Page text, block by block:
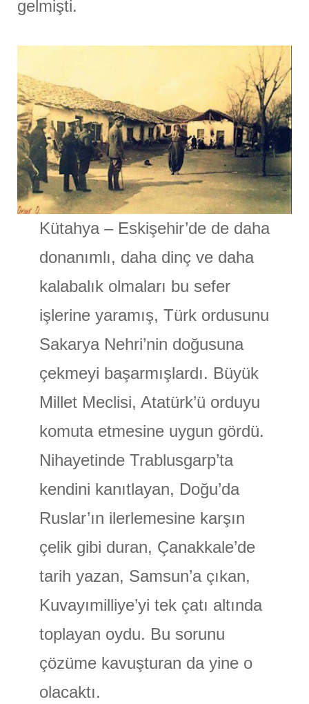
gelmişti.
Kütahya – Eskişehir’de de daha
donanımlı, daha dinç ve daha
kalabalık olmaları bu sefer
işlerine yaramış, Türk ordusunu
Sakarya Nehri’nin doğusuna
çekmeyi başarmışlardı. Büyük
Millet Meclisi, Atatürk’ü orduyu
komuta etmesine uygun gördü.
Nihayetinde Trablusgarp’ta
kendini kanıtlayan, Doğu’da
Ruslar’ın ilerlemesine karşın
çelik gibi duran, Çanakkale’de
tarih yazan, Samsun’a çıkan,
Kuvayımilliye’yi tek çatı altında
toplayan oydu. Bu sorunu
çözüme kavuşturan da yine o
olacaktı.